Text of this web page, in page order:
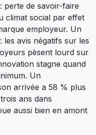
perte de savoir-faire
climat social par effet
employeur. Un
avis négatifs sur les
pèsent lourd sur
stagne quand
Un
arrivée a 58 % plus
ans dans
aussi bien en amont